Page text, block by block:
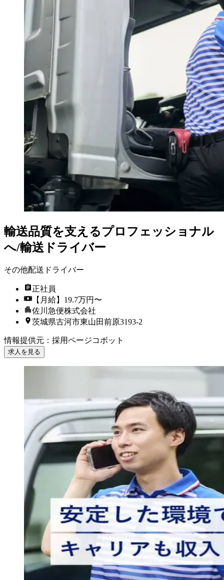
輸送品質を支えるプロフェッショナル
へ/輸送ドライバー
その他配送ドライバー
正社員
【月給】19.7万円〜
佐川急便株式会社
茨城県古河市東山田前原3193-2
情報提供元 ： 採用ページコボット
求人を見る